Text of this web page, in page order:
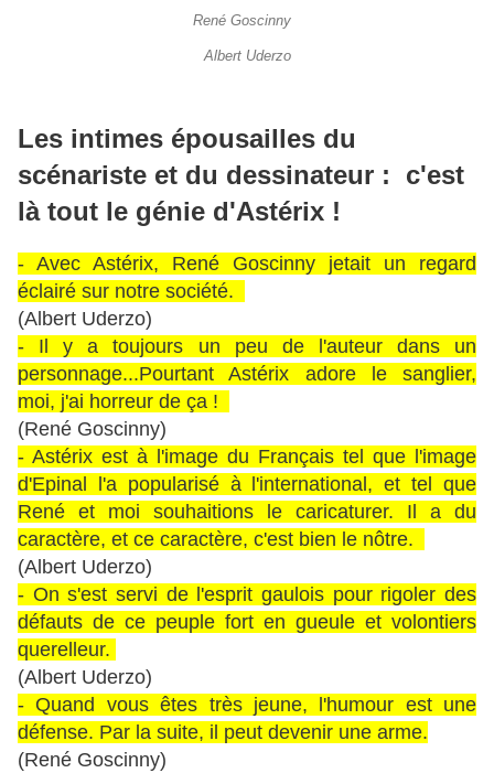
René Goscinny
Albert Uderzo
Les intimes épousailles du
scénariste et du dessinateur : c'est
là tout le génie d'Astérix !
- Avec Astérix, René Goscinny jetait un regard
éclairé sur notre société.
(Albert Uderzo)
- Il y a toujours un peu de l'auteur dans un
personnage...Pourtant Astérix adore le sanglier,
moi, j'ai horreur de ça !
(René Goscinny)
- Astérix est à l'image du Français tel que l'image
d'Epinal l'a popularisé à l'international, et tel que
René et moi souhaitions le caricaturer. Il a du
caractère, et ce caractère, c'est bien le nôtre.
(Albert Uderzo)
- On s'est servi de l'esprit gaulois pour rigoler des
défauts de ce peuple fort en gueule et volontiers
querelleur.
(Albert Uderzo)
- Quand vous êtes très jeune, l'humour est une
défense. Par la suite, il peut devenir une arme.
(René Goscinny)